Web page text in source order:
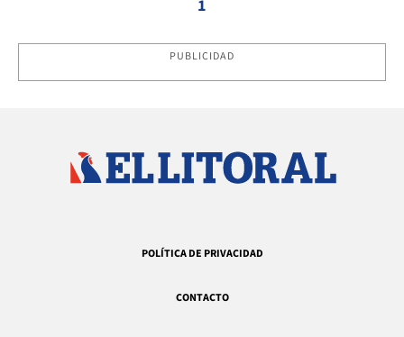
1
PUBLICIDAD
POLÍTICA DE PRIVACIDAD
CONTACTO